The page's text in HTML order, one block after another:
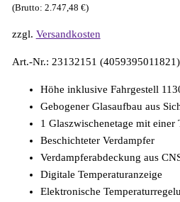
(Brutto: 2.747,48 €)
zzgl. Versandkosten
Art.-Nr.: 23132151 (4059395011821)
Höhe inklusive Fahrgestell
Gebogener Glasaufbau aus
1 Glaszwischenetage mit
Beschichteter Verdampfer
Verdampferabdeckung aus
Digitale Temperaturanzeige
Elektronische